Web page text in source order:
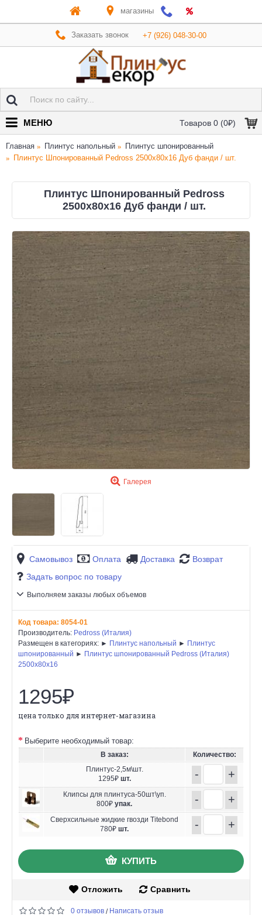
магазины
Заказать звонок +7 (926) 048-30-00
Товаров 0 (0₽)
МЕНЮ
Главная Плинтус напольный
Плинтус шпонированный
Плинтус Шпонированный Pedross 2500х80х16 Дуб фанди / шт.
Плинтус Шпонированный Pedross
2500х80х16 Дуб фанди / шт.
Галерея
Самовывоз Оплата Доставка
Возврат
Задать вопрос по товару
Выполняем заказы любых объемов
Код товара: 8054-01
Производитель: Pedross (Италия)
Размещен в категориях: ► Плинтус напольный ► Плинтус
шпонированный ► Плинтус шпонированный Pedross (Италия)
2500х80х16
1295₽
цена только для интернет-магазина
Выберите необходимый товар:
В заказ:
Количество:
Плинтус-2,5м\шт.
1295₽ шт. - +
Клипсы для плинтуса-50шт\уп.
800₽ упак. - +
Сверхсильные жидкие гвозди Titebond
780₽ шт. - +
КУПИТЬ
Отложить Сравнить
0 отзывов / Написать отзыв